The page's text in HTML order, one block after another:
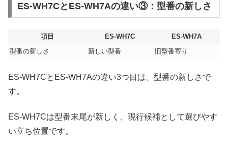
ES-WH7CとES-WH7Aの違い③：型番の新しさ
項目 ES-WH7C
ES-WH7A
型番の新しさ
新しい型番 旧型番寄り
ES-WH7CとES-WH7Aの違い3つ目は、型番の新しさで
す。
ES-WH7Cは型番末尾が新しく、現行候補として選びやす
い立ち位置です。